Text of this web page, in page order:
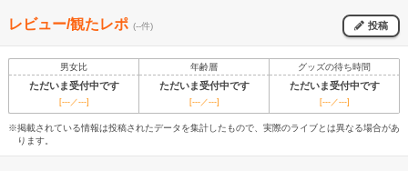
レビュー/観たレポ (--件) 投稿
男女比 年齢層 グッズの待ち時間
ただいま受付中です ただいま受付中です ただいま受付中です
[---／---] [---／---] [---／---]
※掲載されている情報は投稿されたデータを集計したもので、実際のライブとは異なる場合があ
ります。